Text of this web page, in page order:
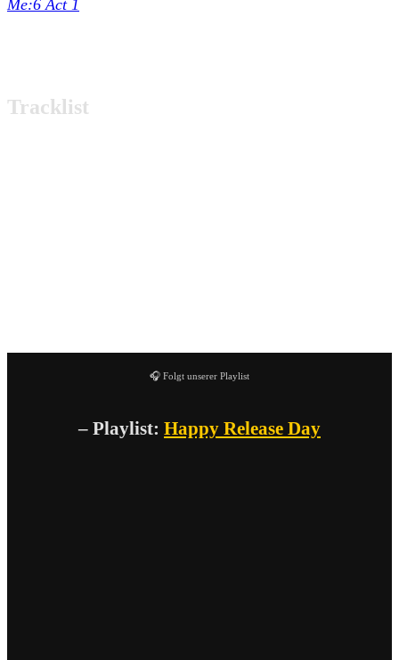
Me:6 Act 1
Tracklist
🎧 Folgt unserer Playlist
– Playlist: Happy Release Day